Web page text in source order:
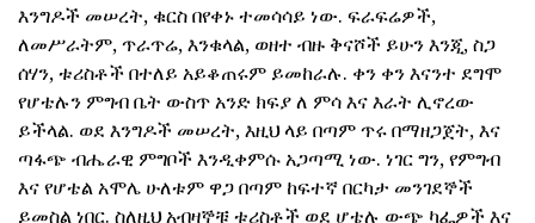
እንግዶች መሠረት, ቁርስ በየቀኑ ተመሳሳይ ነው. ፍራፍሬዎች,
ለመሥራትም, ጥራጥሬ, እንቁላል, ወዘተ ብዙ ቅናሾች ይሁን እንጂ, ስጋ
ሰሃን, ቱሪስቶች በተለይ አይቆጠሩም ይመከራሉ. ቀን ቀን እናንተ ደግሞ
የሆቴሉን ምግብ ቤት ውስጥ አንድ ክፍያ ለ ምሳ እና እራት ሊኖረው
ይችላል. ወደ እንግዶች መሠረት, እዚህ ላይ በጣም ጥሩ በማዘጋጀት, እና
ጣፋጭ ብሔራዊ ምግቦች እንዲቀምሱ አጋጣሚ ነው. ነገር ግን, የምግብ
እና የሆቴል አሞሌ ሁለቱም ዋጋ በጣም ከፍተኛ በርካታ መንገደኞች
ይመስል ነበር. ስለዚህ አብዛኞቹ ቱሪስቶች ወደ ሆቴሉ ውጭ ካፌዎች እና